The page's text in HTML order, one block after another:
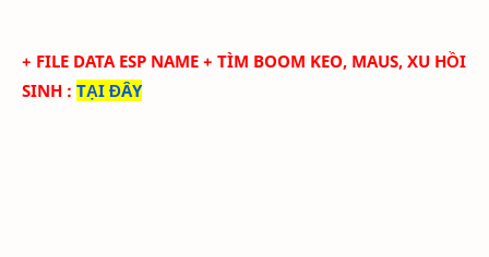
+ FILE DATA ESP NAME + TÌM BOOM KEO, MAUS, XU HỒI
SINH : TẠI ĐÂY